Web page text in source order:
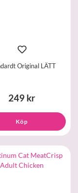
Original LÄTT
249 kr
Köp